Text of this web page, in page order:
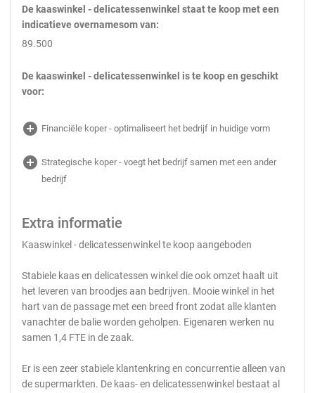
De kaaswinkel - delicatessenwinkel staat te koop met een
indicatieve overnamesom van:
89.500
De kaaswinkel - delicatessenwinkel is te koop en geschikt
voor:
add_circle Financiële koper - optimaliseert het bedrijf in huidige vorm
add_circle Strategische koper - voegt het bedrijf samen met een ander
bedrijf
Extra informatie
Kaaswinkel - delicatessenwinkel te koop aangeboden
Stabiele kaas en delicatessen winkel die ook omzet haalt uit
het leveren van broodjes aan bedrijven. Mooie winkel in het
hart van de passage met een breed front zodat alle klanten
vanachter de balie worden geholpen. Eigenaren werken nu
samen 1,4 FTE in de zaak.
Er is een zeer stabiele klantenkring en concurrentie alleen van
de supermarkten. De kaas- en delicatessenwinkel bestaat al